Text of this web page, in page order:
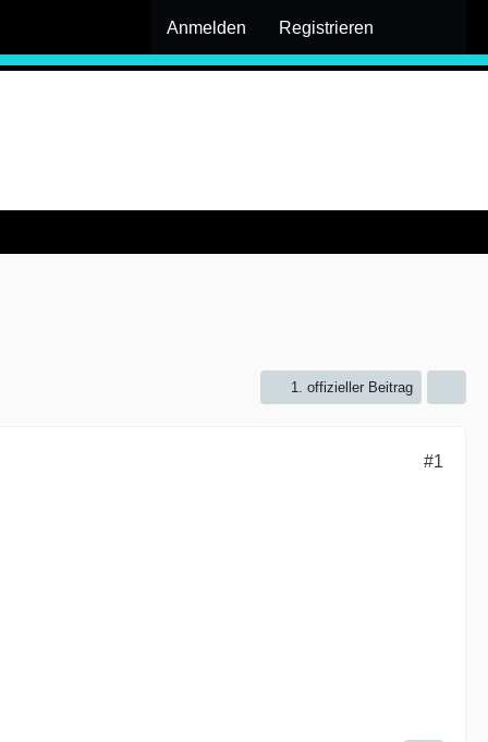
Anmelden Registrieren
1. offizieller Beitrag
#1